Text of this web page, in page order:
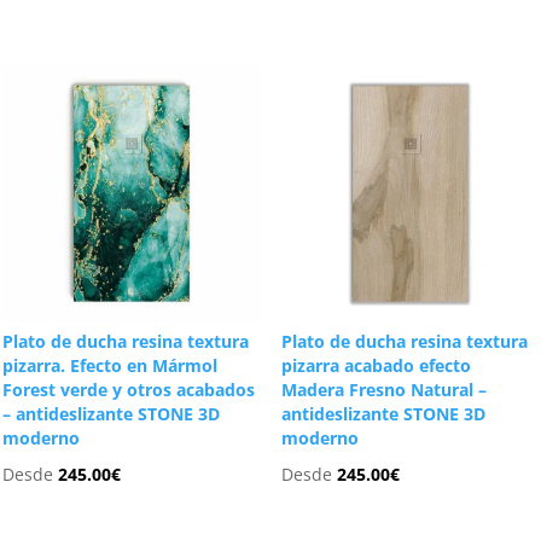
Plato de ducha resina textura
pizarra. Efecto en Mármol
Forest verde y otros acabados
– antideslizante STONE 3D
moderno
Desde245.00€
Plato de ducha resina textura
pizarra acabado efecto
Madera Fresno Natural –
antideslizante STONE 3D
moderno
Desde 245.00€